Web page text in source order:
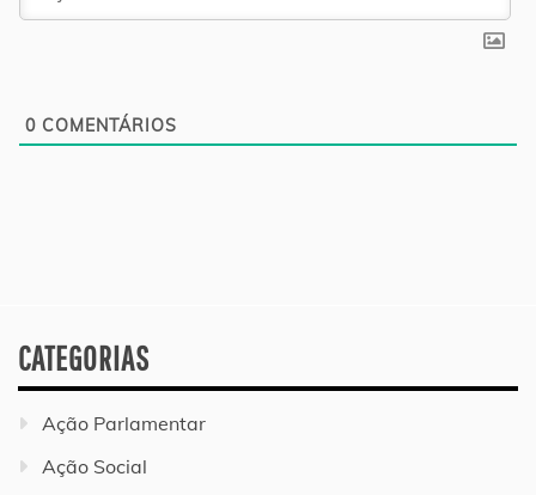
0 COMENTÁRIOS
CATEGORIAS
Ação Parlamentar
Ação Social